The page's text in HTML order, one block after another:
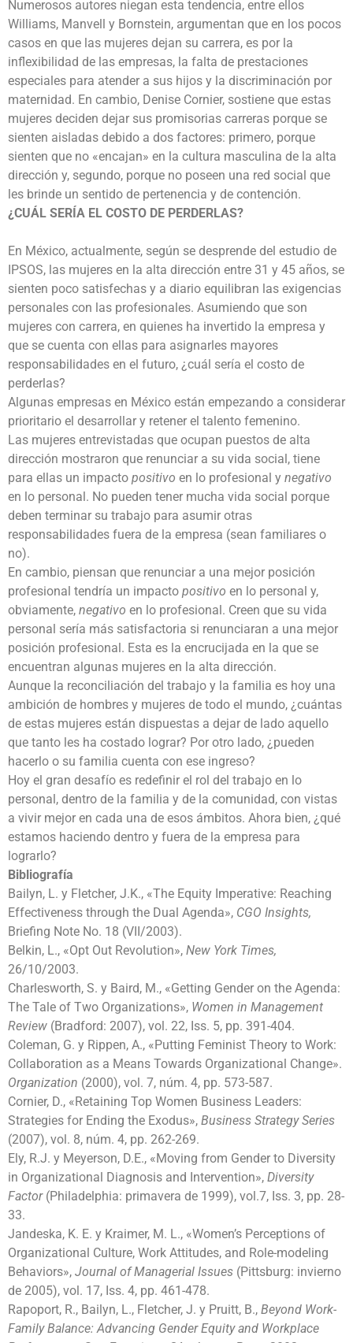
Numerosos autores niegan esta tendencia, entre ellos
Williams, Manvell y Bornstein, argumentan que en los pocos
casos en que las mujeres dejan su carrera, es por la
inflexibilidad de las empresas, la falta de prestaciones
especiales para atender a sus hijos y la discriminación por
maternidad. En cambio, Denise Cornier, sostiene que estas
mujeres deciden dejar sus promisorias carreras porque se
sienten aisladas debido a dos factores: primero, porque
sienten que no «encajan» en la cultura masculina de la alta
dirección y, segundo, porque no poseen una red social que
les brinde un sentido de pertenencia y de contención.
¿CUÁL SERÍA EL COSTO DE PERDERLAS?
En México, actualmente, según se desprende del estudio de
IPSOS, las mujeres en la alta dirección entre 31 y 45 años, se
sienten poco satisfechas y a diario equilibran las exigencias
personales con las profesionales. Asumiendo que son
mujeres con carrera, en quienes ha invertido la empresa y
que se cuenta con ellas para asignarles mayores
responsabilidades en el futuro, ¿cuál sería el costo de
perderlas?
Algunas empresas en México están empezando a considerar
prioritario el desarrollar y retener el talento femenino.
Las mujeres entrevistadas que ocupan puestos de alta
dirección mostraron que renunciar a su vida social, tiene
para ellas un impacto positivo en lo profesional y negativo
en lo personal. No pueden tener mucha vida social porque
deben terminar su trabajo para asumir otras
responsabilidades fuera de la empresa (sean familiares o
no).
En cambio, piensan que renunciar a una mejor posición
profesional tendría un impacto positivo en lo personal y,
obviamente, negativo en lo profesional. Creen que su vida
personal sería más satisfactoria si renunciaran a una mejor
posición profesional. Esta es la encrucijada en la que se
encuentran algunas mujeres en la alta dirección.
Aunque la reconciliación del trabajo y la familia es hoy una
ambición de hombres y mujeres de todo el mundo, ¿cuántas
de estas mujeres están dispuestas a dejar de lado aquello
que tanto les ha costado lograr? Por otro lado, ¿pueden
hacerlo o su familia cuenta con ese ingreso?
Hoy el gran desafío es redefinir el rol del trabajo en lo
personal, dentro de la familia y de la comunidad, con vistas
a vivir mejor en cada una de esos ámbitos. Ahora bien, ¿qué
estamos haciendo dentro y fuera de la empresa para
lograrlo?
Bibliografía
Bailyn, L. y Fletcher, J.K., «The Equity Imperative: Reaching
Effectiveness through the Dual Agenda», CGO Insights,
Briefing Note No. 18 (VII/2003).
Belkin, L., «Opt Out Revolution», New York Times,
26/10/2003.
Charlesworth, S. y Baird, M., «Getting Gender on the Agenda:
The Tale of Two Organizations», Women in Management
Review (Bradford: 2007), vol. 22, Iss. 5, pp. 391-404.
Coleman, G. y Rippen, A., «Putting Feminist Theory to Work:
Collaboration as a Means Towards Organizational Change».
Organization (2000), vol. 7, núm. 4, pp. 573-587.
Cornier, D., «Retaining Top Women Business Leaders:
Strategies for Ending the Exodus», Business Strategy Series
(2007), vol. 8, núm. 4, pp. 262-269.
Ely, R.J. y Meyerson, D.E., «Moving from Gender to Diversity
in Organizational Diagnosis and Intervention», Diversity
Factor(Philadelphia: primavera de 1999), vol.7, Iss. 3, pp. 28-
33.
Jandeska, K. E. y Kraimer, M. L., «Women’s Perceptions of
Organizational Culture, Work Attitudes, and Role-modeling
Behaviors», Journal of Managerial Issues (Pittsburg: invierno
de 2005), vol. 17, Iss. 4, pp. 461-478.
Rapoport, R., Bailyn, L., Fletcher, J. y Pruitt, B., Beyond Work-
Family Balance: Advancing Gender Equity and Workplace